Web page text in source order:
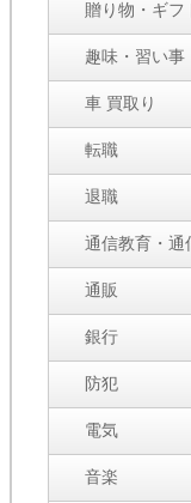
贈り物・ギフ
趣味・習い事
車 買取り
転職
退職
通信教育・通
通販
銀行
防犯
電気
音楽